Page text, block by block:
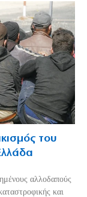
του
αλλοδαπούς
και